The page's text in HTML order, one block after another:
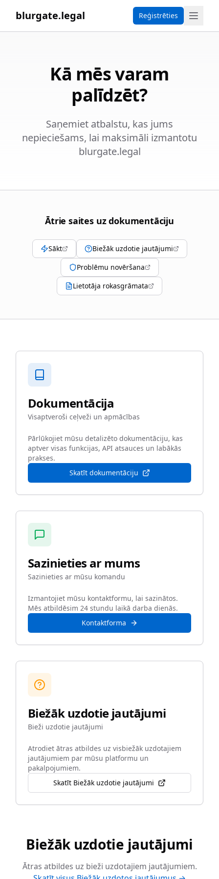
blurgate.legal Reģistrēties
Kā mēs varam
palīdzēt?
Saņemiet atbalstu, kas jums
nepieciešams, lai maksimāli izmantotu
blurgate.legal
Ātrie saites uz dokumentāciju
Sākt
Biežāk uzdotie jautājumi
Problēmu novēršana
Lietotāja rokasgrāmata
Dokumentācija
Visaptveroši ceļveži un apmācības
Pārlūkojiet mūsu detalizēto dokumentāciju, kas
aptver visas funkcijas, API atsauces un labākās
prakses.
Skatīt dokumentāciju
Sazinieties ar mums
Sazinieties ar mūsu komandu
Izmantojiet mūsu kontaktformu, lai sazinātos.
Mēs atbildēsim 24 stundu laikā darba dienās.
Kontaktforma
Biežāk uzdotie jautājumi
Bieži uzdotie jautājumi
Atrodiet ātras atbildes uz visbiežāk uzdotajiem
jautājumiem par mūsu platformu un
pakalpojumiem.
Skatīt Biežāk uzdotie jautājumi
Biežāk uzdotie jautājumi
Ātras atbildes uz bieži uzdotajiem jautājumiem.